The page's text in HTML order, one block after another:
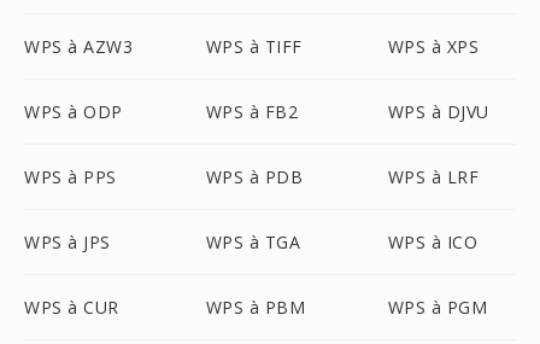
WPS à AZW3 WPS à TIFF WPS à XPS
WPS à ODP WPS à FB2 WPS à DJVU
WPS à PPS WPS à PDB WPS à LRF
WPS à JPS WPS à TGA WPS à ICO
WPS à CUR WPS à PBM WPS à PGM